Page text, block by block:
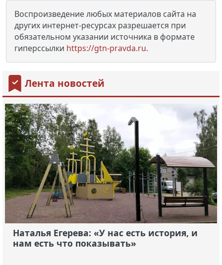
Воспроизведение любых материалов сайта на
других интернет-ресурсах разрешается при
обязательном указании источника в формате
гиперссылки https://gtn-pravda.ru.
Лента новостей
Наталья Егерева: «У нас есть история, и
нам есть что показывать»